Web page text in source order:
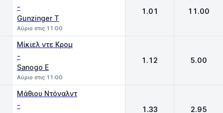
-
Gunzinger T
Αύριο στις 11:00
1.01 11.00
Μίκιελ ντε Κρομ
-
Sanogo E
Αύριο στις 11:00
1.12 5.00
Μάθιου Ντόναλντ
- 1.33 2.95